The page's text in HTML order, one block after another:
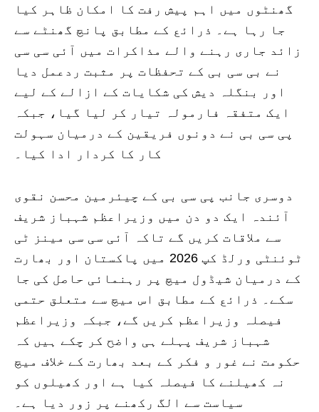
گھنٹوں میں اہم پیش رفت کا امکان ظاہر کیا
جا رہا ہے۔ ذرائع کے مطابق پانچ گھنٹے سے
زائد جاری رہنے والے مذاکرات میں آئی سی سی
نے بی سی بی کے تحفظات پر مثبت ردعمل دیا
اور بنگلہ دیش کی شکایات کے ازالے کے لیے
ایک متفقہ فارمولہ تیار کر لیا گیا، جبکہ
پی سی بی نے دونوں فریقین کے درمیان سہولت
کار کا کردار ادا کیا۔
دوسری جانب پی سی بی کے چیئرمین محسن نقوی
آئندہ ایک دو دن میں وزیراعظم شہباز شریف
سے ملاقات کریں گے تاکہ آئی سی سی مینز ٹی
ٹوئنٹی ورلڈ کپ 2026 میں پاکستان اور بھارت
کے درمیان شیڈول میچ پر رہنمائی حاصل کی جا
سکے۔ ذرائع کے مطابق اس میچ سے متعلق حتمی
فیصلہ وزیراعظم کریں گے، جبکہ وزیراعظم
شہباز شریف پہلے ہی واضح کر چکے ہیں کہ
حکومت نے غور و فکر کے بعد بھارت کے خلاف میچ
نہ کھیلنے کا فیصلہ کیا ہے اور کھیلوں کو
سیاست سے الگ رکھنے پر زور دیا ہے۔